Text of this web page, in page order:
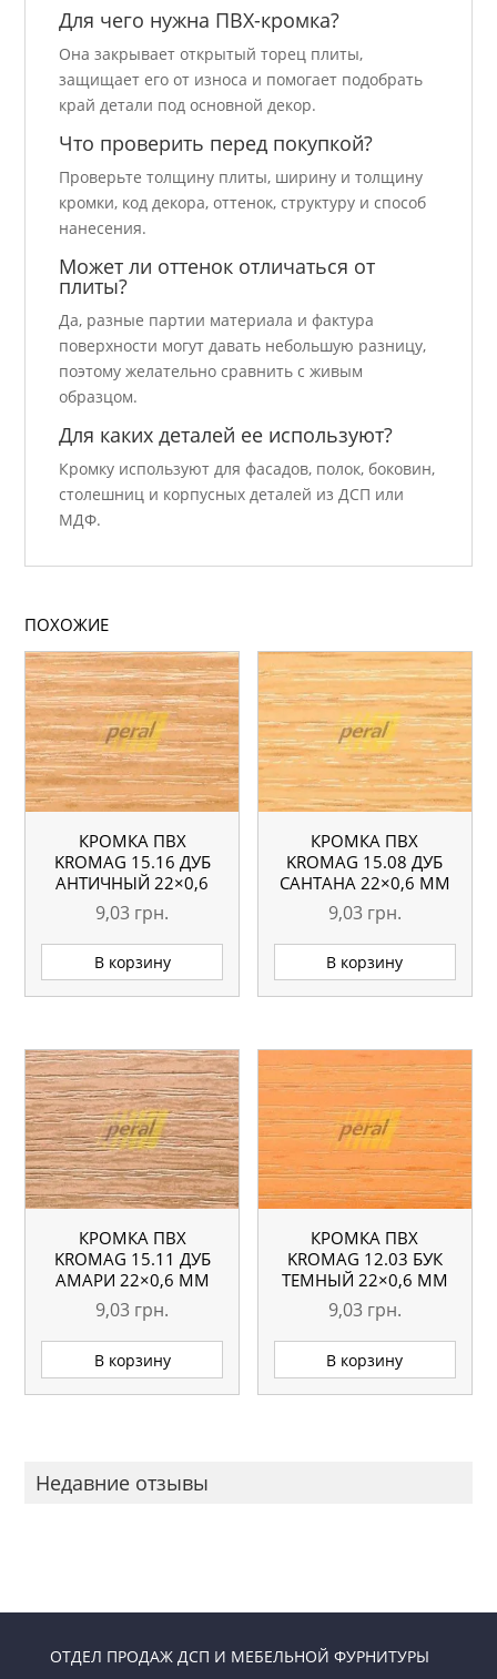
Для чего нужна ПВХ-кромка?
Она закрывает открытый торец плиты,
защищает его от износа и помогает подобрать
край детали под основной декор.
Что проверить перед покупкой?
Проверьте толщину плиты, ширину и толщину
кромки, код декора, оттенок, структуру и способ
нанесения.
Может ли оттенок отличаться от
плиты?
Да, разные партии материала и фактура
поверхности могут давать небольшую разницу,
поэтому желательно сравнить с живым
образцом.
Для каких деталей ее используют?
Кромку используют для фасадов, полок, боковин,
столешниц и корпусных деталей из ДСП или
МДФ.
ПОХОЖИЕ
КРОМКА ПВХ
KROMAG 15.16 ДУБ
АНТИЧНЫЙ 22×0,6
ММ
9,03 грн.
В корзину
КРОМКА ПВХ
KROMAG 15.08 ДУБ
САНТАНА 22×0,6 ММ
9,03 грн.
В корзину
КРОМКА ПВХ
KROMAG 15.11 ДУБ
АМАРИ 22×0,6 ММ
9,03 грн.
В корзину
КРОМКА ПВХ
KROMAG 12.03 БУК
ТЕМНЫЙ 22×0,6 ММ
9,03 грн.
В корзину
Недавние отзывы
ОТДЕЛ ПРОДАЖ ДСП И МЕБЕЛЬНОЙ ФУРНИТУРЫ